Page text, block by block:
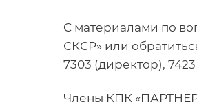
C материалами по
СКСР» или
7303 (директор),
Члены КПК